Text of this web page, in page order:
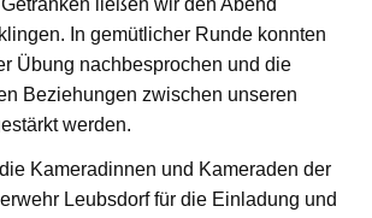
ließen wir den Abend
In gemütlicher Runde konnten
Übung nachbesprochen und die
Beziehungen zwischen unseren
werden.
Kameradinnen und Kameraden der
Leubsdorf für die Einladung und